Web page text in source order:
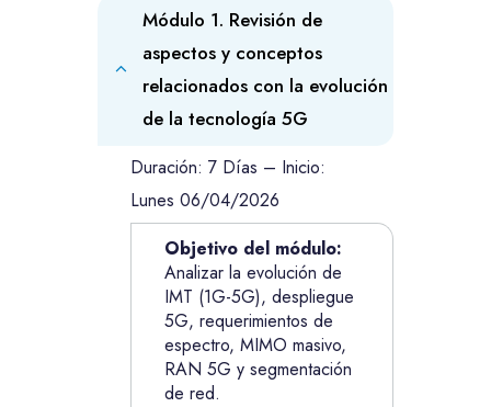
Módulo 1. Revisión de
aspectos y conceptos
relacionados con la evolución
de la tecnología 5G
Duración: 7 Días – Inicio:
Lunes 06/04/2026
Objetivo del módulo:
Analizar la evolución de
IMT (1G-5G), despliegue
5G, requerimientos de
espectro, MIMO masivo,
RAN 5G y segmentación
de red.